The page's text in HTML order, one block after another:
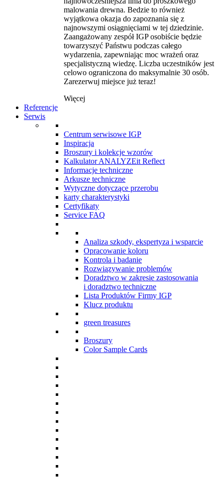
malowania drewna. Bedzie to również
wyjątkowa okazja do zapoznania się z
najnowszymi osiągnięciami w tej dziedzinie.
Zaangażowany zespół IGP osobiście będzie
towarzyszyć Państwu podczas całego
wydarzenia, zapewniając moc wrażeń oraz
specjalistyczną wiedzę. Liczba uczestników jest
celowo ograniczona do maksymalnie 30 osób.
Zarezerwuj miejsce już teraz!
Więcej
Referencje
Serwis
Centrum serwisowe IGP
Inspiracja
Broszury i kolekcje wzorów
Kalkulator ANALYZEit Reflect
Informacje techniczne
Arkusze techniczne
Wytyczne dotyczące przerobu
karty charakterystyki
Certyfikaty
Service FAQ
Analiza szkody, ekspertyza i wsparcie
Opracowanie koloru
Kontrola i badanie
Rozwiązywanie problemów
Doradztwo w zakresie zastosowania
i doradztwo techniczne
Lista Produktów Firmy IGP
Klucz produktu
green treasures
Broszury
Color Sample Cards